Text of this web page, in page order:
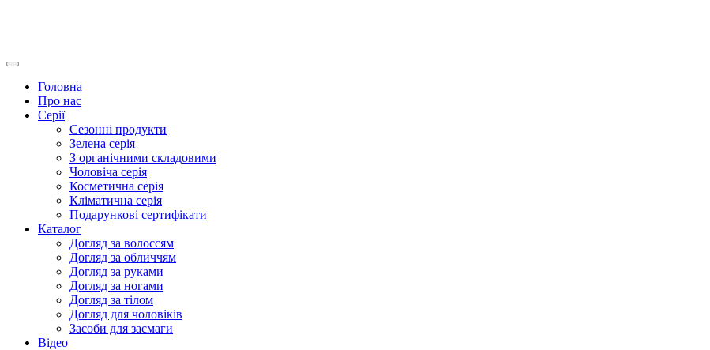
Головна
Про нас
Серії
Сезонні продукти
Зелена серія
З органічними складовими
Чоловіча серія
Косметична серія
Кліматична серія
Подарункові сертифікати
Каталог
Догляд за волоссям
Догляд за обличчям
Догляд за руками
Догляд за ногами
Догляд за тілом
Догляд для чоловіків
Засоби для засмаги
Відео